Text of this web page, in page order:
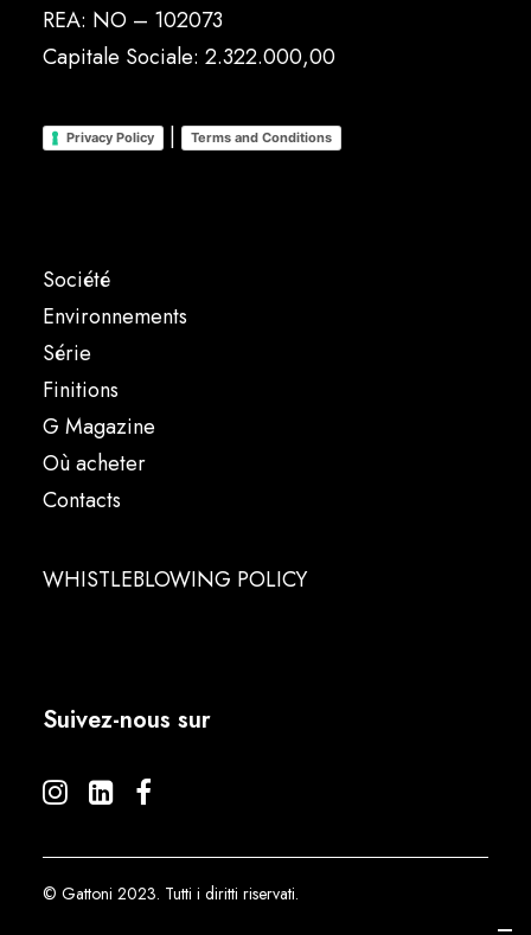
REA: NO – 102073
Capitale Sociale: 2.322.000,00
Privacy Policy | Terms and Conditions
Société
Environnements
Série
Finitions
G Magazine
Où acheter
Contacts
WHISTLEBLOWING POLICY
Suivez-nous sur
© Gattoni 2023. Tutti i diritti riservati.